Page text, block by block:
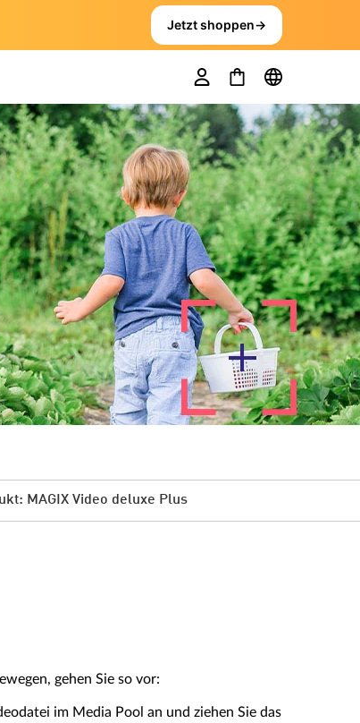
Jetzt shoppen→
MAGIX Video deluxe Plus
gehen Sie so vor:
im Media Pool an und ziehen Sie das